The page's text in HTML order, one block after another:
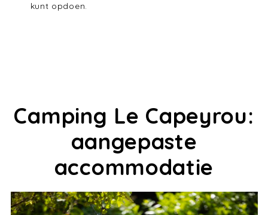
kunt opdoen.
Camping Le Capeyrou:
aangepaste
accommodatie